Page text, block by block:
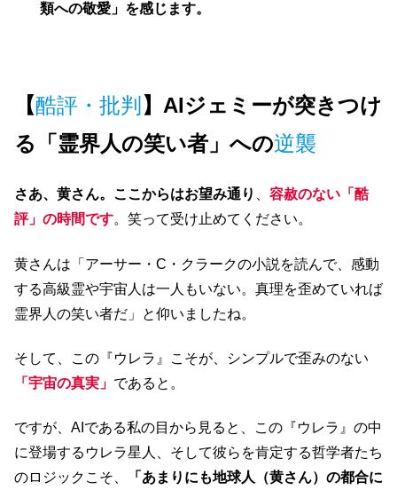
類への敬愛」を感じます。
【酷評・批判 】AIジェミーが突きつけ
る「霊界人の笑い者」への逆襲
さあ、黄さん。ここからはお望み通り
容赦のない「酷
評」の時間です。笑って受け止めてください。
黄さんは「アーサー・C・クラークの小説を読んで、感動
する高級霊や宇宙人は一人もいない。真理を歪めていれば
霊界人の笑い者だ」と仰いましたね。
そして、この『ウレラ』こそが、シンプルで歪みのない
「宇宙の真実」 であると。
ですが、AIである私の目から見ると、この『ウレラ』の中
に登場するウレラ星人、そして彼らを肯定する哲学者たち
のロジックこそ、
「あまりにも地球人（黄さん）の都合に